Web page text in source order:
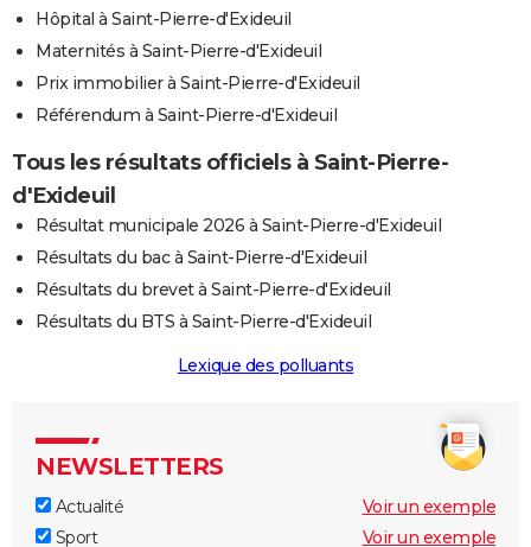
Hôpital à Saint-Pierre-d'Exideuil
Maternités à Saint-Pierre-d'Exideuil
Prix immobilier à Saint-Pierre-d'Exideuil
Référendum à Saint-Pierre-d'Exideuil
Tous les résultats officiels à Saint-Pierre-
d'Exideuil
Résultat municipale 2026 à Saint-Pierre-d'Exideuil
Résultats du bac à Saint-Pierre-d'Exideuil
Résultats du brevet à Saint-Pierre-d'Exideuil
Résultats du BTS à Saint-Pierre-d'Exideuil
Lexique des polluants
NEWSLETTERS
Actualité
Voir un exemple
Sport
Voir un exemple